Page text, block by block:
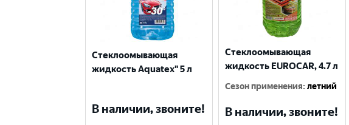
Стеклоомывающая
жидкость Aquatex" 5 л
В наличии, звоните!
Стеклоомывающая
жидкость EUROCAR, 4.7 л
Сезон применения:летний
В наличии, звоните!
Великий Новгород
Москва
Санкт-Петербург